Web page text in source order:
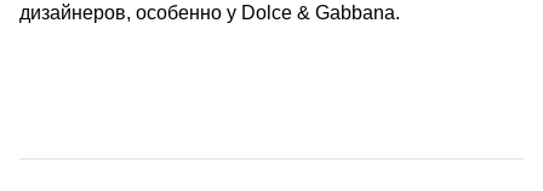
дизайнеров, особенно у Dolce & Gabbana.